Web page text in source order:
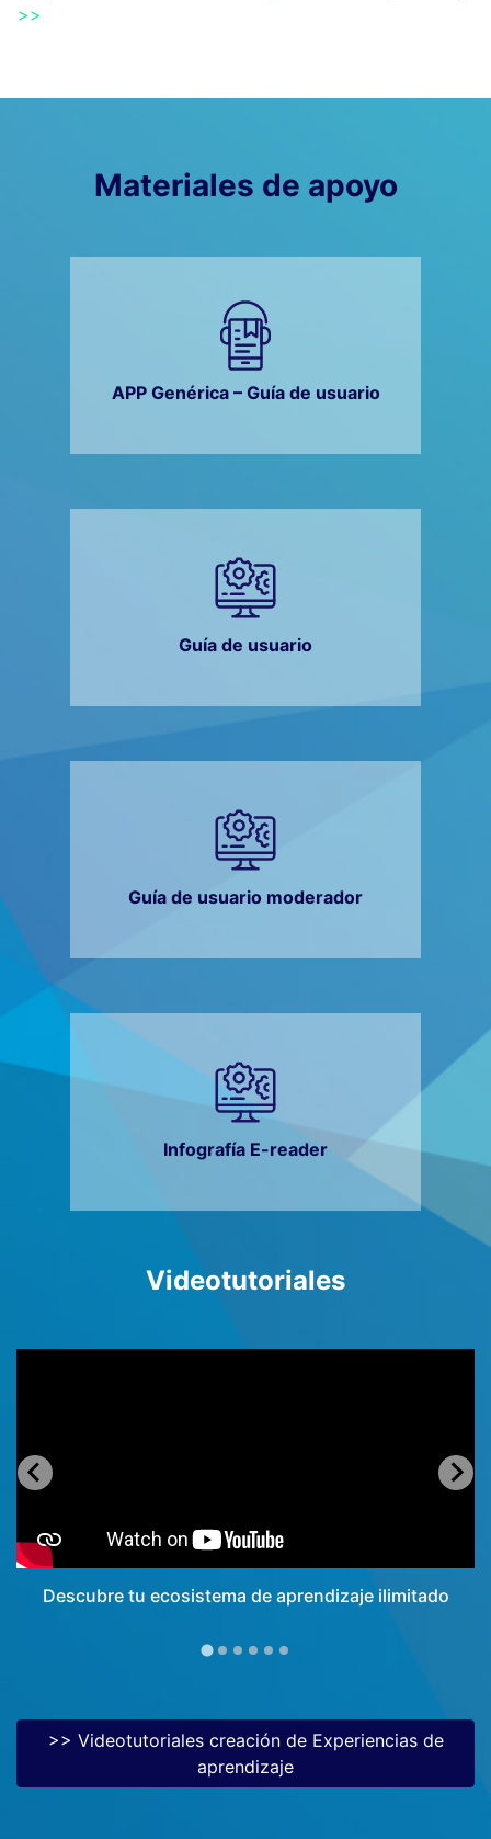
>>
Materiales de apoyo
APP Genérica – Guía de usuario
Guía de usuario
Guía de usuario moderador
Infografía E-reader
Videotutoriales
Descubre tu ecosistema de aprendizaje ilimitado
>> Videotutoriales creación de Experiencias de
aprendizaje